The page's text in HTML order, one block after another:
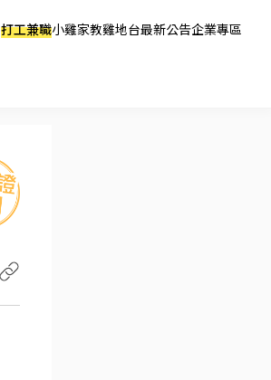
打工兼職小雞家教雞地台最新公告企業專區